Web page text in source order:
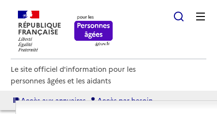
RÉPUBLIQUE
FRANÇAISE
Le site officiel d'information pour les
personnes âgées et les aidants
Accès aux annuaires Accès par besoin